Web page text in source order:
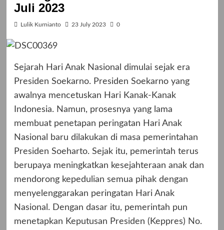
Juli 2023
Lulik Kurnianto 23 July 2023 0
Sejarah Hari Anak Nasional dimulai sejak era
Presiden Soekarno. Presiden Soekarno yang
awalnya mencetuskan Hari Kanak-Kanak
Indonesia. Namun, prosesnya yang lama
membuat penetapan peringatan Hari Anak
Nasional baru dilakukan di masa pemerintahan
Presiden Soeharto. Sejak itu, pemerintah terus
berupaya meningkatkan kesejahteraan anak dan
mendorong kepedulian semua pihak dengan
menyelenggarakan peringatan Hari Anak
Nasional. Dengan dasar itu, pemerintah pun
menetapkan Keputusan Presiden (Keppres) No.